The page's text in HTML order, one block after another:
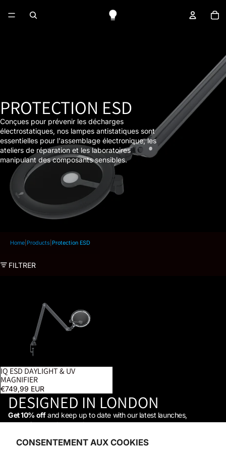
CONSENTEMENT AUX COOKIES
PROTECTION ESD
Conçues pour prévenir les décharges
électrostatiques, nos lampes antistatiques sont
essentielles pour l'assemblage électronique, les
ateliers de réparation et les laboratoires
manipulant des composants sensibles.
Home Products Protection ESD
FILTRER
IQ ESD DAYLIGHT & UV
MAGNIFIER
€749,99 EUR
DESIGNED IN LONDON
Get 10% offand keep up to date with our latest launches,
promotions, and so much more →
FacebookInstagramYoutubeTiktokLinkedin